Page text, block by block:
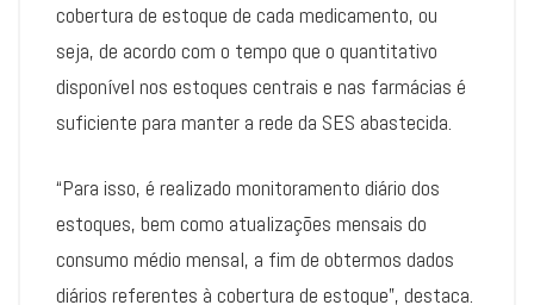
cobertura de estoque de cada medicamento, ou
seja, de acordo com o tempo que o quantitativo
disponível nos estoques centrais e nas farmácias é
suficiente para manter a rede da SES abastecida.
“Para isso, é realizado monitoramento diário dos
estoques, bem como atualizações mensais do
consumo médio mensal, a fim de obtermos dados
diários referentes à cobertura de estoque”, destaca.